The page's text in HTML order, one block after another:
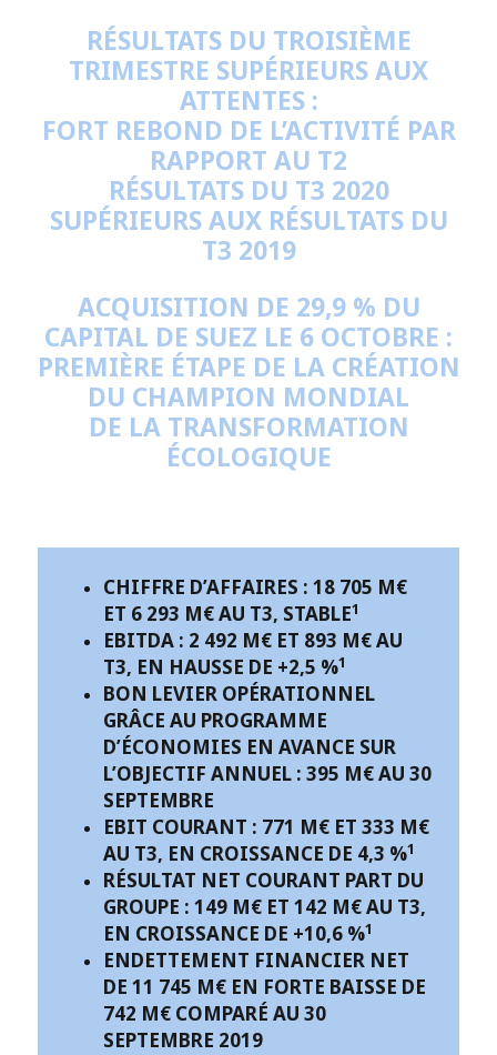
RÉSULTATS DU TROISIÈME
TRIMESTRE SUPÉRIEURS AUX
ATTENTES :
FORT REBOND DE L’ACTIVITÉ PAR
RAPPORT AU T2
RÉSULTATS DU T3 2020
SUPÉRIEURS AUX RÉSULTATS DU
T3 2019
ACQUISITION DE 29,9 % DU
CAPITAL DE SUEZ LE 6 OCTOBRE :
PREMIÈRE ÉTAPE DE LA CRÉATION
DU CHAMPION MONDIAL
DE LA TRANSFORMATION
ÉCOLOGIQUE
CHIFFRE D’AFFAIRES : 18 705 M€
ET 6 293 M€ AU T3, STABLE1
EBITDA : 2 492 M€ ET 893 M€ AU
T3, EN HAUSSE DE +2,5 %1
BON LEVIER OPÉRATIONNEL
GRÂCE AU PROGRAMME
D’ÉCONOMIES EN AVANCE SUR
L’OBJECTIF ANNUEL : 395 M€ AU 30
SEPTEMBRE
EBIT COURANT : 771 M€ ET 333 M€
AU T3, EN CROISSANCE DE 4,3 %1
RÉSULTAT NET COURANT PART DU
GROUPE : 149 M€ ET 142 M€ AU T3,
EN CROISSANCE DE +10,6 %1
ENDETTEMENT FINANCIER NET
DE 11 745 M€ EN FORTE BAISSE DE
742 M€ COMPARÉ AU 30
SEPTEMBRE 2019